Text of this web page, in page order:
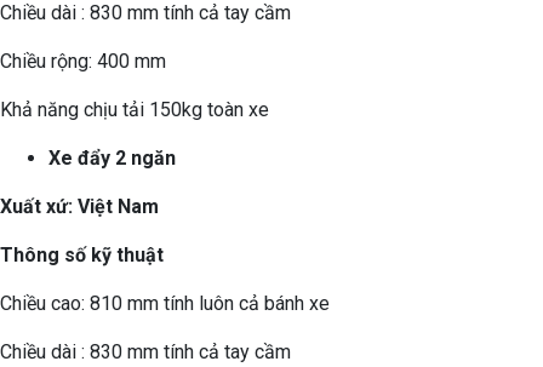
Chiều dài : 830 mm tính cả tay cầm
Chiều rộng: 400 mm
Khả năng chịu tải 150kg toàn xe
Xe đẩy 2 ngăn
Xuất xứ: Việt Nam
Thông số kỹ thuật
Chiều cao: 810 mm tính luôn cả bánh xe
Chiều dài : 830 mm tính cả tay cầm